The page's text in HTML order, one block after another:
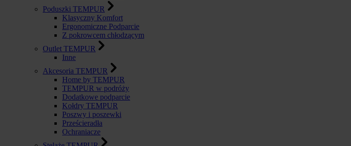
Poduszki TEMPUR
Klasyczny Komfort
Ergonomiczne Podparcie
Z pokrowcem chłodzącym
Outlet TEMPUR
Inne
Akcesoria TEMPUR
Home by TEMPUR
TEMPUR w podróży
Dodatkowe podparcie
Kołdry TEMPUR
Poszwy i poszewki
Prześcieradła
Ochraniacze